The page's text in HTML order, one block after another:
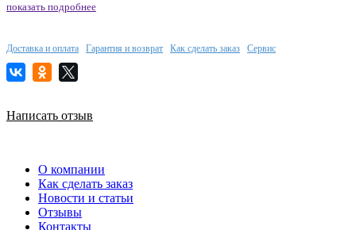
показать подробнее
Доставка и оплата Гарантия и возврат Как сделать заказ Сервис
Написать отзыв
О компании
Как сделать заказ
Новости и статьи
Отзывы
Контакты